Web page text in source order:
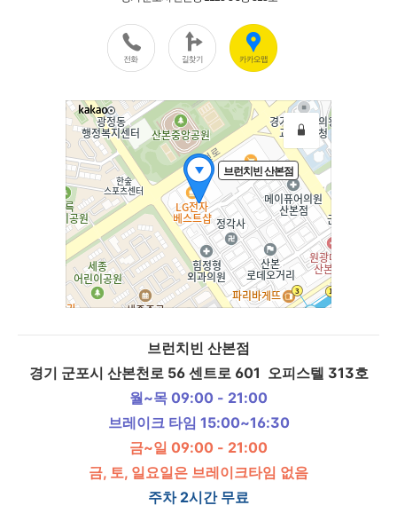
브런치빈 산본점
경기 군포시 산본천로 56 센트로 601 오피스텔 313호
월~목 09:00 - 21:00
브레이크 타임 15:00~16:30
금~일 09:00 - 21:00
금, 토, 일요일은 브레이크타임 없음
주차 2시간 무료